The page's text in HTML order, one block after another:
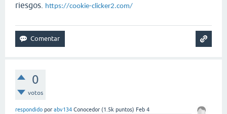
riesgos. https://cookie-clicker2.com/
0
votos
respondido por abv134 Conocedor (1.5k puntos) Feb 4